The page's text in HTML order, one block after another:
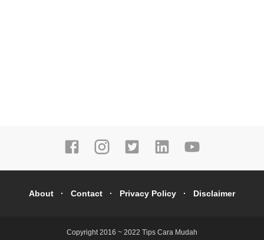
About Contact Privacy Policy Disclaimer
Copyright 2016 ~ 2022 Tips Cara Mudah